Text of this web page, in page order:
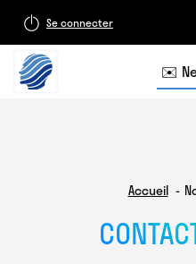
Se connecter
✉️
Accueil